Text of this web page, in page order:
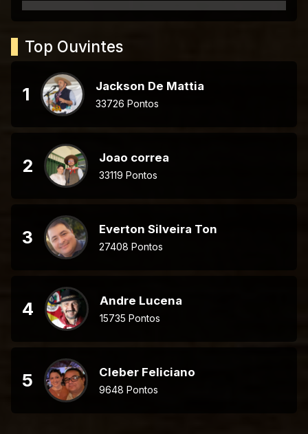
Top Ouvintes
1 Jackson De Mattia
33726 Pontos
2 Joao correa
33119 Pontos
3 Everton Silveira Ton
27408 Pontos
4 Andre Lucena
15735 Pontos
5 Cleber Feliciano
9648 Pontos